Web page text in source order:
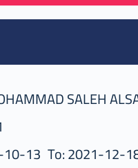
SALEH
13 To: 2021-12-